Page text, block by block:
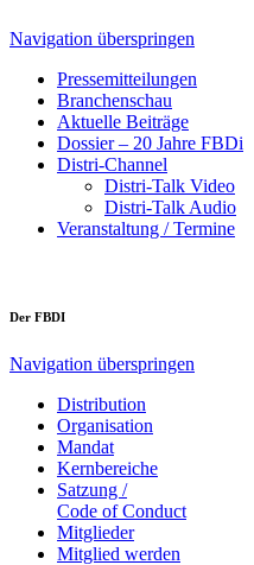
Navigation überspringen
Pressemitteilungen
Branchenschau
Aktuelle Beiträge
Dossier – 20 Jahre FBDi
Distri-Channel
Distri-Talk Video
Distri-Talk Audio
Veranstaltung / Termine
Der FBDI
Navigation überspringen
Distribution
Organisation
Mandat
Kernbereiche
Satzung /
Code of Conduct
Mitglieder
Mitglied werden